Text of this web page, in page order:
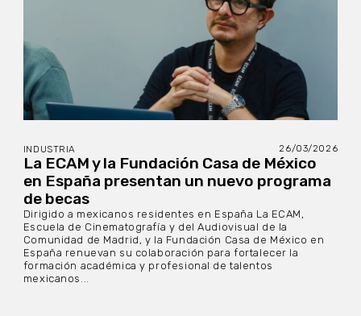
INDUSTRIA 26/03/2026
La ECAM y la Fundación Casa de México
en España presentan un nuevo programa
de becas
Dirigido a mexicanos residentes en España La ECAM,
Escuela de Cinematografía y del Audiovisual de la
Comunidad de Madrid, y la Fundación Casa de México en
España renuevan su colaboración para fortalecer la
formación académica y profesional de talentos
mexicanos...